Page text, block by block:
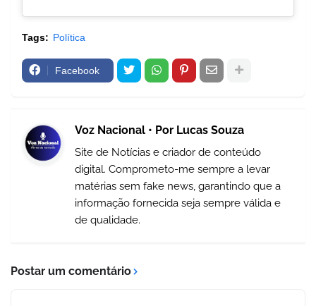
Tags: Política
Facebook
Voz Nacional • Por Lucas Souza
Site de Notícias e criador de conteúdo
digital. Comprometo-me sempre a levar
matérias sem fake news, garantindo que a
informação fornecida seja sempre válida e
de qualidade.
Postar um comentário